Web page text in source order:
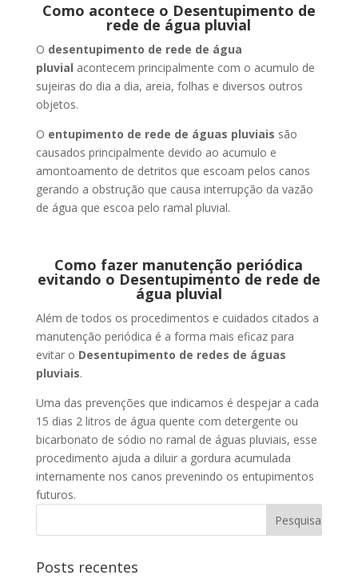
Como acontece o Desentupimento de
rede de água pluvial
O desentupimento de rede de água
pluvial acontecem principalmente com o acumulo de
sujeiras do dia a dia, areia, folhas e diversos outros
objetos.
O entupimento de rede de águas pluviais são
causados principalmente devido ao acumulo e
amontoamento de detritos que escoam pelos canos
gerando a obstrução que causa interrupção da vazão
de água que escoa pelo ramal pluvial.
Como fazer manutenção periódica
evitando o Desentupimento de rede de
água pluvial
Além de todos os procedimentos e cuidados citados a
manutenção periódica é a forma mais eficaz para
evitar o Desentupimento de redes de águas
pluviais.
Uma das prevenções que indicamos é despejar a cada
15 dias 2 litros de água quente com detergente ou
bicarbonato de sódio no ramal de águas pluviais, esse
procedimento ajuda a diluir a gordura acumulada
internamente nos canos prevenindo os entupimentos
futuros.
Posts recentes